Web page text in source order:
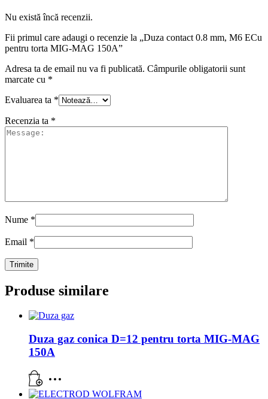
Nu există încă recenzii.
Fii primul care adaugi o recenzie la „Duza contact 0.8 mm, M6 ECu
pentru torta MIG-MAG 150A”
Adresa ta de email nu va fi publicată. Câmpurile obligatorii sunt
marcate cu *
Evaluarea ta *
Recenzia ta *
Nume *
Email *
Produse similare
Duza gaz conica D=12 pentru torta MIG-MAG
150A